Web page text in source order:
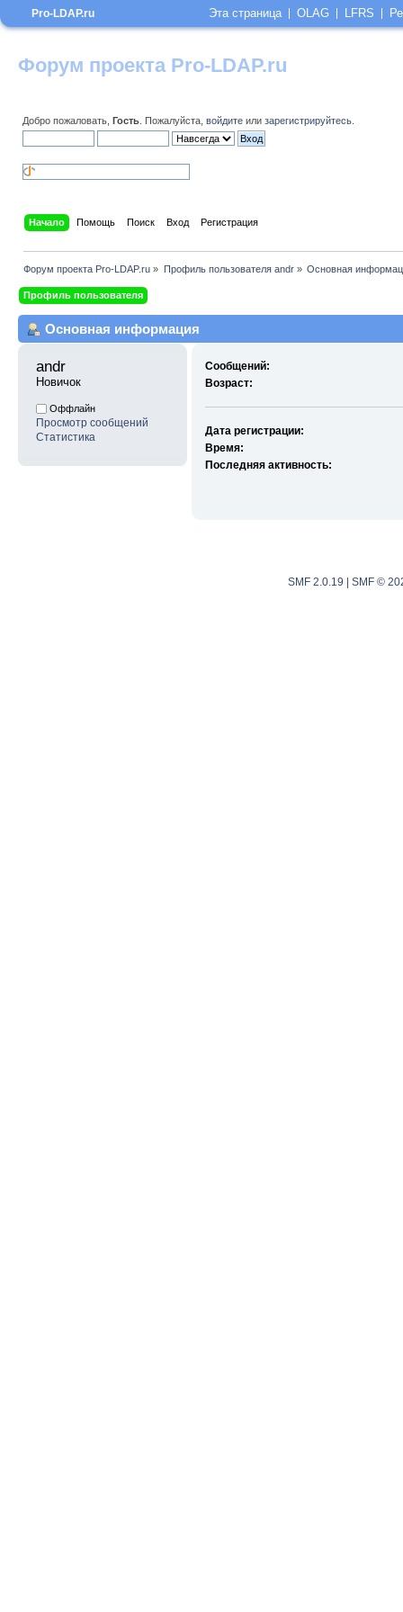
Форум проекта Pro-LDAP.ru
Добро пожаловать, Гость . Пожалуйста, войдите или зарегистрируйтесь
Начало Помощь Поиск Вход Регистрация
Форум проекта Pro-LDAP.ru » Профиль пользователя andr» Основная
Профиль пользователя
Основная информация
andr
Новичок
Оффлайн
Просмотр сообщений
Статистика
Сообщений:
Возраст:
Дата регистрации:
Время:
Последняя активность:
SMF 2.0.19 SMF ©
Pro-LDAP.ru Эта страница OLAG LFRS